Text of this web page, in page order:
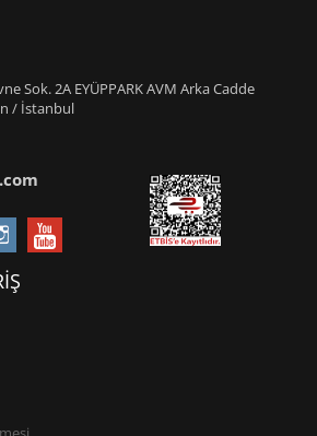
Sok. 2A EYÜPPARK AVM Arka Cadde
/ İstanbul